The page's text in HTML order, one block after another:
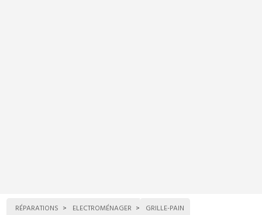
RÉPARATIONS ELECTROMÉNAGER GRILLE-PAIN